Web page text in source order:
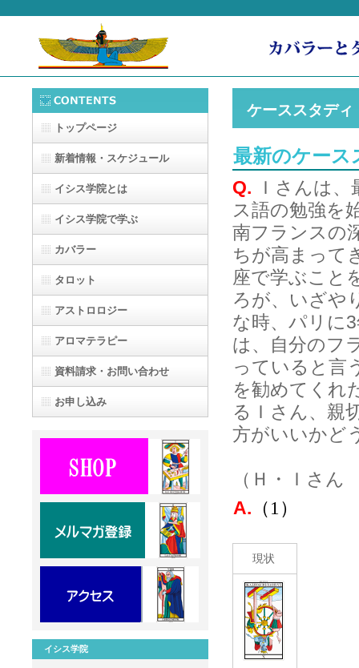
ケーススタディ
最新のケー
Q.
Ｉさんは
ス語の勉強を
南フランスの
ちが高まって
座で学ぶこと
ろが、いざや
な時、パリに
は、自分のフ
っていると言
を勧めてくれ
るＩさん、親
方がいいかど
（Ｈ・Ｉさ
A. （1）
現状
トップページ
新着情報・スケジュール
イシス学院とは
イシス学院で学ぶ
カバラー
タロット
アストロロジー
アロマテラピー
資料請求・お問い合わせ
お申し込み
イシス学院